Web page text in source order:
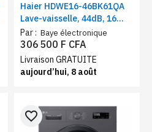
Haier HDWE16-46BK61QA
Lave-vaisselle, 44dB, 16
couverts, 8 programmes,
départ différé, demi
charge
Par : Baye électronique
306 500 F CFA
Livraison GRATUITE
aujourd’hui, 8 août
favorite_border